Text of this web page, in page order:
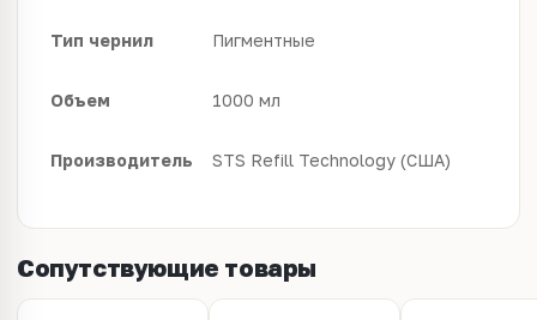
Тип чернил Пигментные
Объем 1000 мл
Производитель STS Refill Technology (США)
Сопутствующие товары